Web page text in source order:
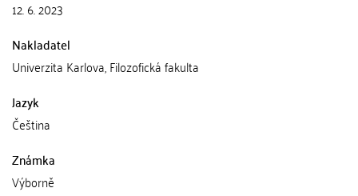
12. 6. 2023
Nakladatel
Univerzita Karlova, Filozofická fakulta
Jazyk
Čeština
Známka
Výborně